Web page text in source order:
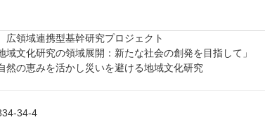
領域連携型基幹研究プロジェクト
域文化研究の領域展開：新たな社会の創発を目指して」
然の恵みを活かし災いを避ける地域文化研究
34-4